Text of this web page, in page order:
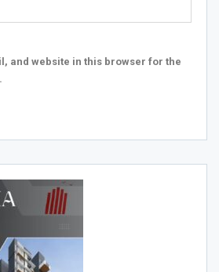
and website in this browser for the